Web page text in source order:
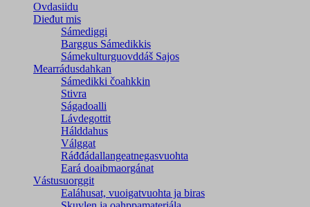
Ovdasiidu
Dieđut mis
Sámediggi
Barggus Sámedikkis
Sámekulturguovddáš Sajos
Mearrádusdahkan
Sámedikki čoahkkin
Stivra
Ságadoalli
Lávdegottit
Hálddahus
Válggat
Ráđđádallangeatnegas­vuohta
Eará doaibmaorgánat
Vástusuorggit
Ealáhusat, vuoigatvuohta ja biras